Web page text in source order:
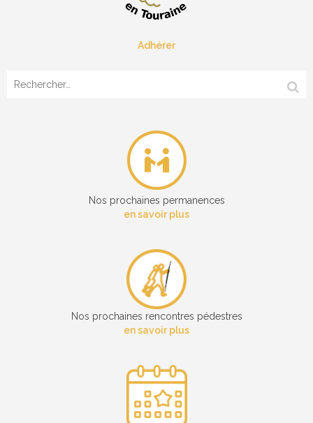
Adhérer
Nos prochaines permanences
en savoir plus
Nos prochaines rencontres pédestres
en savoir plus